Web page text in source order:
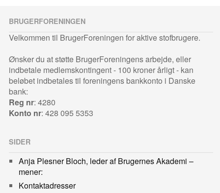
BRUGERFORENINGEN
Velkommen til BrugerForeningen for aktive stofbrugere.
Ønsker du at støtte BrugerForeningens arbejde, eller
indbetale medlemskontingent - 100 kroner årligt - kan
beløbet indbetales til foreningens bankkonto i Danske
bank:
Reg nr: 4280
Konto nr: 428 095 5353
SIDER
Anja Plesner Bloch, leder af Brugernes Akademi –
mener:
Kontaktadresser